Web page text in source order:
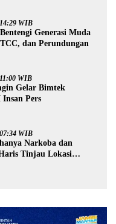
WIB
Generasi Muda
dan Perundungan
WIB
Gelar Bimtek
Pers
WIB
Narkoba dan
Tinjau Lokasi